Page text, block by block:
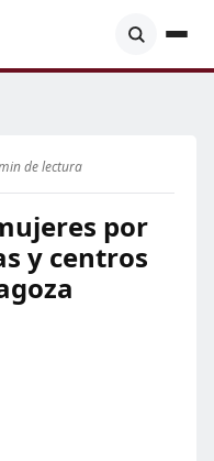
de lectura
por
y centros